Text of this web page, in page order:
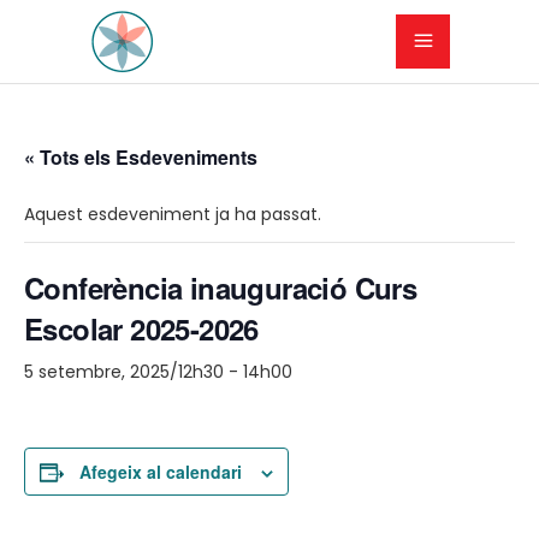
« Tots els Esdeveniments
Aquest esdeveniment ja ha passat.
Conferència inauguració Curs
Escolar 2025-2026
5 setembre, 2025/12h30 - 14h00
Afegeix al calendari